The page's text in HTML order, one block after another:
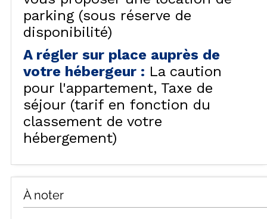
parking (sous réserve de
disponibilité)
A régler sur place auprès de
votre hébergeur : La caution
pour l'appartement Taxe de
séjour (tarif en fonction du
classement de votre
hébergement)
À noter